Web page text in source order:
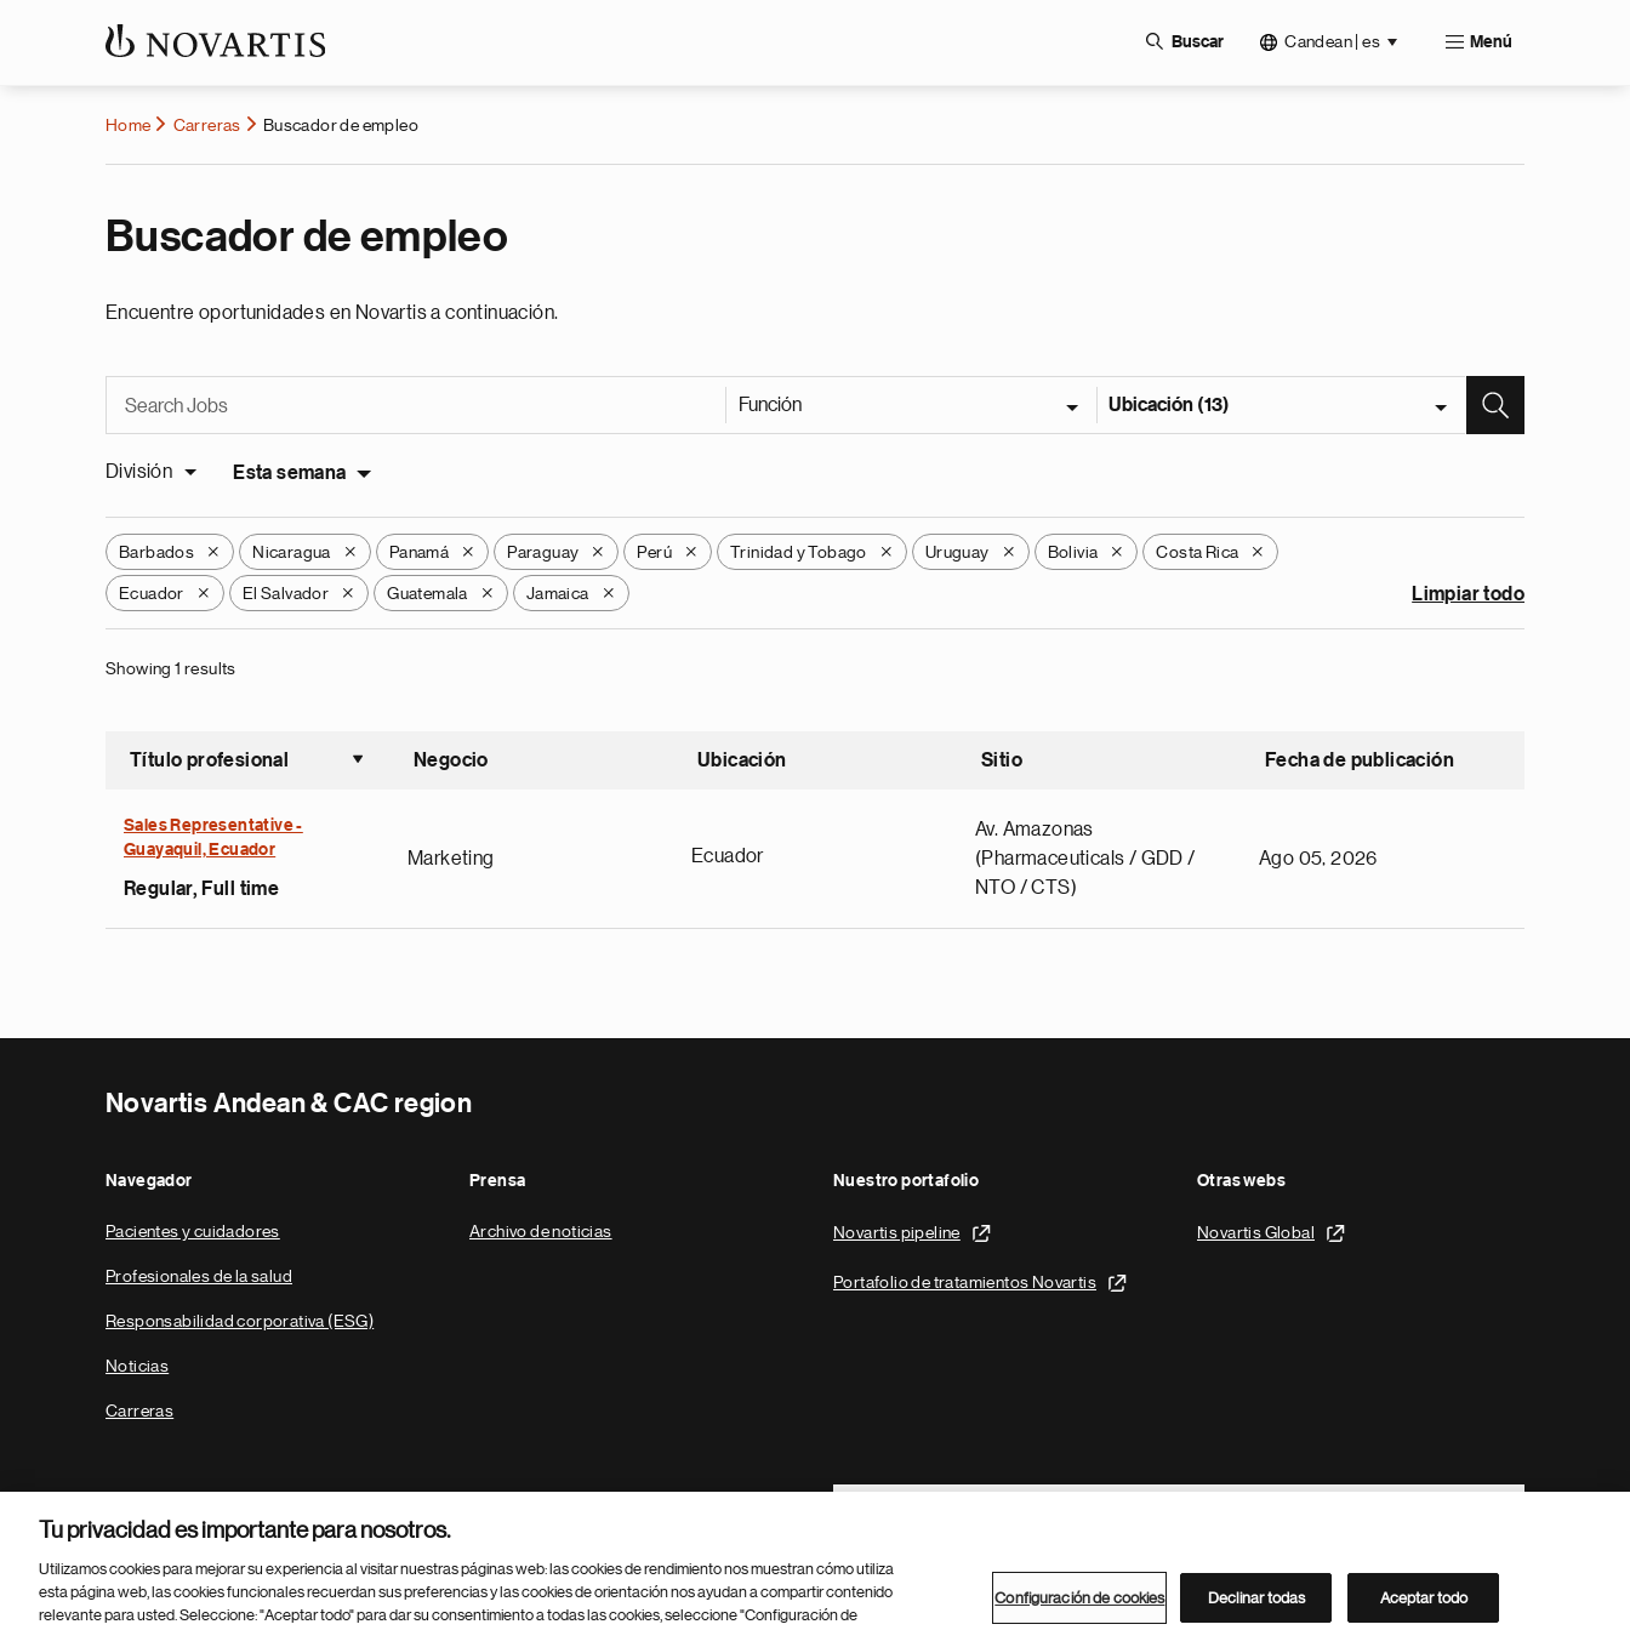
Buscar Candean | es Menú
Home Carreras Buscador de empleo
Buscador de empleo
Encuentre oportunidades en Novartis a continuación.
Función Ubicación (13)
División Esta semana
Barbados X Nicaragua X Panamá X Paraguay X Perú X Trinidad y Tobago X Uruguay X Bolivia X Costa Rica X
Ecuador X El Salvador X Guatemala X Jamaica X Limpiar todo
Showing 1 results
Título profesional
Ordenar ascendente
Negocio Ubicación Sitio Fecha de publicación
Sales Representative -
Guayaquil, Ecuador
Regular, Full time
Marketing Ecuador
Av. Amazonas
(Pharmaceuticals / GDD /
NTO / CTS)
Ago 05, 2026
Novartis Andean & CAC region
Navegador
Pacientes y cuidadores
Profesionales de la salud
Responsabilidad corporativa (ESG)
Noticias
Carreras
Prensa
Archivo de noticias
Nuestro portafolio
Novartis pipeline
Portafolio de tratamientos Novartis
Otras webs
Novartis Global
Footer Site Search
Parte
© 2026 Novartis AG Directorio de Novartis
Tu privacidad es importante para nosotros.
Utilizamos cookies para mejorar su experiencia al visitar nuestras páginas web: las cookies de rendimiento nos muestran cómo utiliza
esta página web, las cookies funcionales recuerdan sus preferencias y las cookies de orientación nos ayudan a compartir contenido
relevante para usted. Seleccione: "Aceptar todo" para dar su consentimiento a todas las cookies, seleccione "Configuración de
Configuración de cookies Declinar todas Aceptar todo